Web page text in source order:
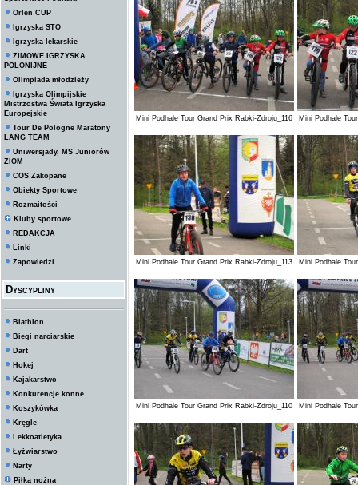
Orlen CUP
Igrzyska STO
Igrzyska lekarskie
ZIMOWE IGRZYSKA
POLONIJNE
Olimpiada młodzieży
Igrzyska Olimpijskie
Mistrzostwa Świata Igrzyska
Europejskie
Tour De Pologne Maratony
LANG TEAM
Uniwersjady, MS Juniorów
ZIOM
COS Zakopane
Obiekty Sportowe
Rozmaitości
Kluby sportowe
REDAKCJA
Linki
Zapowiedzi
Dyscypliny
Biathlon
Biegi narciarskie
Dart
Hokej
Kajakarstwo
Konkurencje konne
Koszykówka
Kręgle
Lekkoatletyka
Łyżwiarstwo
Narty
Piłka nożna
Mini Podhale Tour Grand Prix Rabki-Zdroju_116 Mini Podhale
Mini Podhale Tour Grand Prix Rabki-Zdroju_113 Mini Podhale
Mini Podhale Tour Grand Prix Rabki-Zdroju_110 Mini Podhale